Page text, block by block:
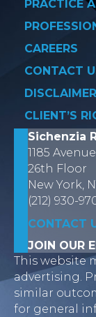
PRACTICE
CAREERS
CONTACT
DISCLAIMER
CLIENT’S
Sichenzia
1185
26th Floor
New York,
(212) 930-
CONTACT
JOIN OUR
This website
advertising.
similar
for general